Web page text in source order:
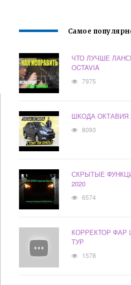
Самое
ЧТО ЛУЧШЕ
OCTAVIA
7975
ШКОДА ОКТАВИЯ
8093
СКРЫТЫЕ
2020
6574
КОРРЕКТОР ФАР
ТУР
1578